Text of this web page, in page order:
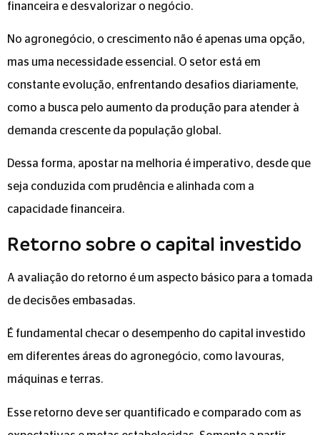
financeira e desvalorizar o negócio.
No agronegócio, o crescimento não é apenas uma opção,
mas uma necessidade essencial. O setor está em
constante evolução, enfrentando desafios diariamente,
como a busca pelo aumento da produção para atender à
demanda crescente da população global.
Dessa forma, apostar na melhoria é imperativo, desde que
seja conduzida com prudência e alinhada com a
capacidade financeira.
Retorno sobre o capital investido
A avaliação do retorno é um aspecto básico para a tomada
de decisões embasadas.
É fundamental checar o desempenho do capital investido
em diferentes áreas do agronegócio, como lavouras,
máquinas e terras.
Esse retorno deve ser quantificado e comparado com as